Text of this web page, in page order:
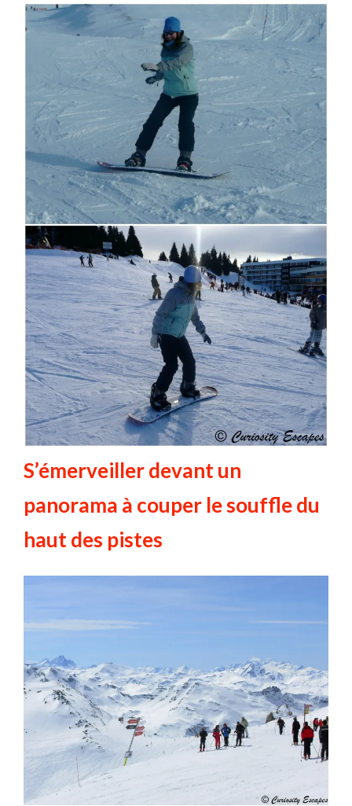
S’émerveiller devant un
panorama à couper le souffle du
haut des pistes